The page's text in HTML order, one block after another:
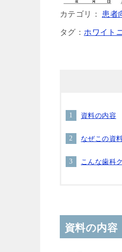
カテゴリ： 患者
タグ： ホワイト
資料の内容
なぜこの資
こんな歯科
資料の内容